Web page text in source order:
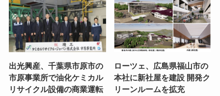
出光興産、千葉県市原市の
市原事業所で油化ケミカル
リサイクル設備の商業運転
ローツェ、広島県福山市の
本社に新社屋を建設 開発ク
リーンルームを拡充